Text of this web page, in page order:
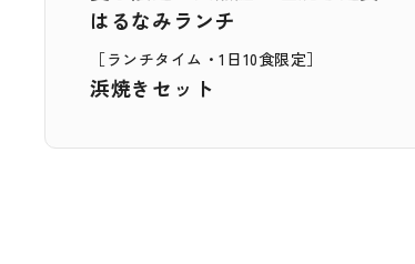
はるなみランチ
［ランチタイム・1日10食限定］
浜焼きセット